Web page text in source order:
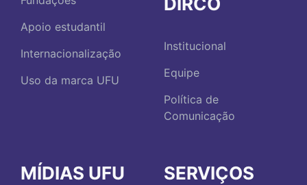
Apoio estudantil
Internacionalização
Uso da marca UFU
Institucional
Equipe
Política de
Comunicação
MÍDIAS UFU SERVIÇOS